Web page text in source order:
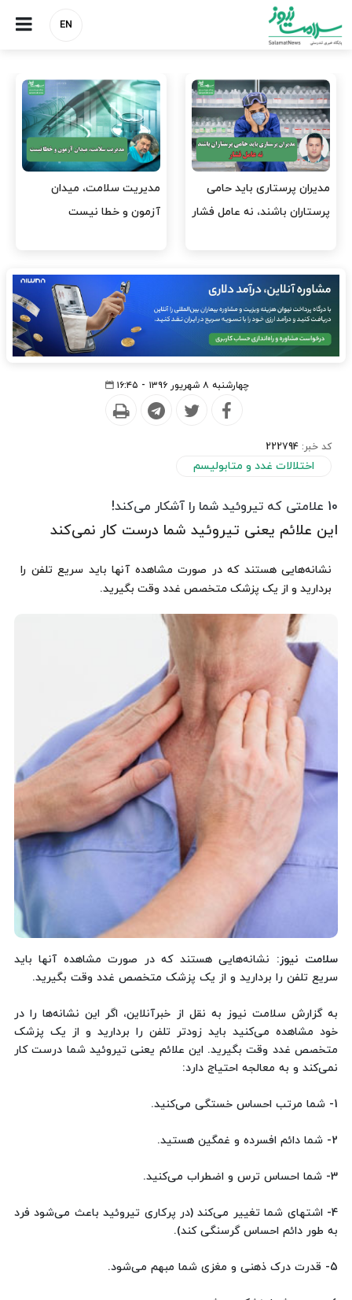
EN
فشار
مدیریت سلامت، میدان
آزمون و خطا نیست
وقت وزیر بهداشت باید
افتتاح پروژه‌ها شود؟
چهارشنبه ۸ شهریور ۱۳۹۶ - ۱۶:۴۵
کد خبر: 222794
اختلالات غدد و متابولیسم
10 علامتی که تیروئید شما را آشکار می‌کند!
این علائم یعنی تیروئید شما درست کار نمی‌کند
نشانه‌هایی هستند که در صورت مشاهده آنها باید سریع تلفن را
بردارید و از یک پزشک متخصص غدد وقت بگیرید.
سلامت نیوز: نشانه‌هایی هستند که در صورت مشاهده آنها باید
سریع تلفن را بردارید و از یک پزشک متخصص غدد وقت بگیرید.
به گزارش سلامت نیوز به نقل از خبرآنلاین، اگر این نشانه‌ها را در
خود مشاهده می‌کنید باید زودتر تلفن را بردارید و از یک پزشک
متخصص غدد وقت بگیرید. این علائم یعنی تیروئید شما درست کار
نمی‌کند و به معالجه احتیاج دارد:
1- شما مرتب احساس خستگی می‌کنید.
2- شما دائم افسرده و غمگین هستید.
3- شما احساس ترس و اضطراب می‌کنید.
4- اشتهای شما تغییر می‌کند (در پرکاری تیروئید باعث می‌شود فرد
به طور دائم احساس گرسنگی کند).
5- قدرت درک ذهنی و مغزی شما مبهم می‌شود.